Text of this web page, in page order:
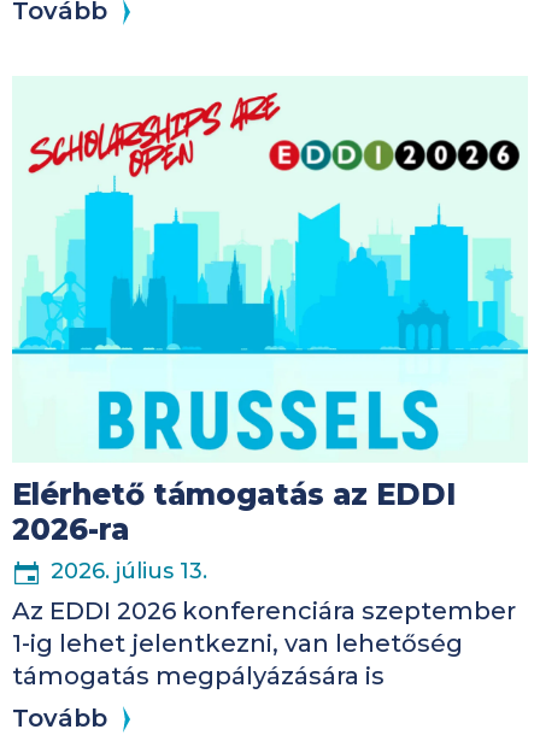
Tovább
Elérhető támogatás az EDDI
2026-ra
2026. július 13.
Az EDDI 2026 konferenciára szeptember
1-ig lehet jelentkezni, van lehetőség
támogatás megpályázására is
Tovább